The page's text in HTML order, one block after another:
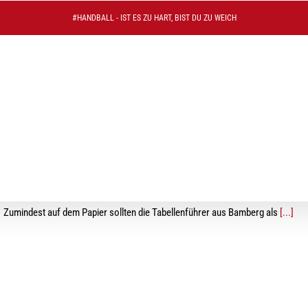
#HANDBALL - IST ES ZU HART, BIST DU ZU WEICH
Zumindest auf dem Papier sollten die Tabellenführer aus Bamberg als [...]